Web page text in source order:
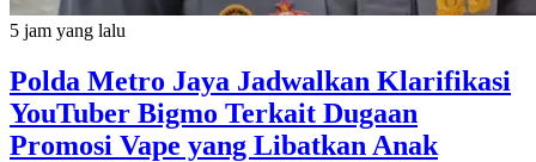
5 jam yang lalu
Polda Metro Jaya Jadwalkan Klarifikasi
YouTuber Bigmo Terkait Dugaan
Promosi Vape yang Libatkan Anak